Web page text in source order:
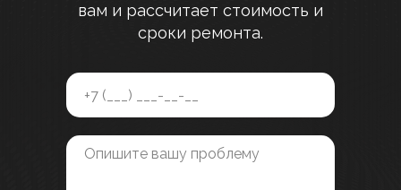
вам и рассчитает стоимость и
сроки ремонта.